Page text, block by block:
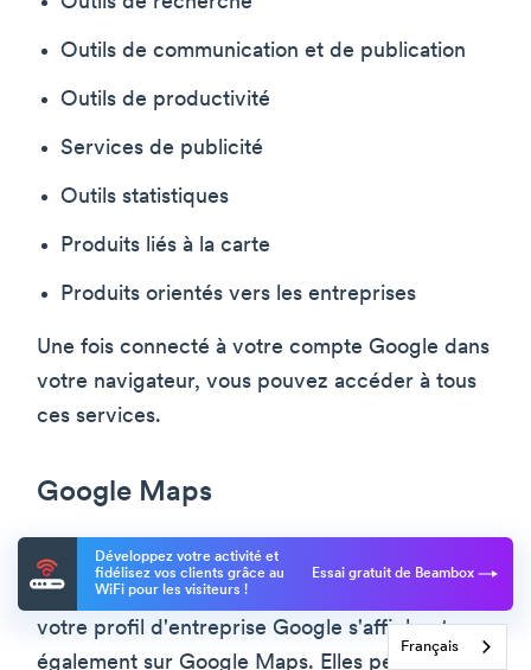
Outils de communication et de publication
Outils de productivité
Services de publicité
Outils statistiques
Produits liés à la carte
Produits orientés vers les entreprises
Une fois connecté à votre compte Google dans
votre navigateur, vous pouvez accéder à tous
ces services.
Google Maps
Google Mapsoffre de nombreux avantages
marketing aux entreprises. Les informations de
votre profil d'entreprise Google s'affichent
également sur Google Maps. Elles permettent
Développez votre activité et
fidélisez vos clients grâce au
WiFi pour les visiteurs !
Essai gratuit de Beambox
Français